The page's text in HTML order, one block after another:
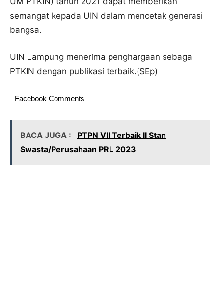
semangat kepada UIN dalam mencetak generasi
bangsa.
UIN Lampung menerima penghargaan sebagai
PTKIN dengan publikasi terbaik.(SEp)
Facebook Comments
BACA JUGA :
PTPN VII Terbaik II Stan
Swasta/Perusahaan PRL 2023